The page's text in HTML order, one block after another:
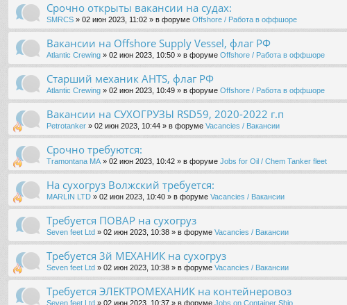
Срочно открыты вакансии на судах:
SMRCS » 02 июн 2023, 11:02 » в форуме Offshore / Работа в оффшоре
Вакансии на Offshore Supply Vessel, флаг РФ
Atlantic Crewing » 02 июн 2023, 10:50 » в форуме Offshore / Работа в оффшоре
Старший механик AHTS, флаг РФ
Atlantic Crewing » 02 июн 2023, 10:49 » в форуме Offshore / Работа в оффшоре
Вакансии на СУХОГРУЗЫ RSD59, 2020-2022 г.п
Petrotanker » 02 июн 2023, 10:44 » в форуме Vacancies / Вакансии
Срочно требуются:
Tramontana MA» 02 июн 2023, 10:42 » в форуме Jobs for Oil / Chem Tanker fleet
На сухогруз Волжский требуется:
MARLIN LTD » 02 июн 2023, 10:40 » в форуме Vacancies / Вакансии
Требуется ПОВАР на сухогруз
Seven feet Ltd » 02 июн 2023, 10:38 » в форуме Vacancies / Вакансии
Требуется 3й МЕХАНИК на сухогруз
Seven feet Ltd » 02 июн 2023, 10:38 » в форуме Vacancies / Вакансии
Требуется ЭЛЕКТРОМЕХАНИК на контейнеровоз
Seven feet Ltd » 02 июн 2023, 10:37 » в форуме Jobs on Container Ship